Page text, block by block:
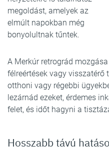
megoldást, amelyek az
elmúlt napokban még
bonyolultnak tűntek.
A Merkúr retrográd
félreértések vagy visszatérő
otthoni vagy régebbi
lezárnád ezeket, érdemes
felet, és időt hagyni a
Hosszabb távú